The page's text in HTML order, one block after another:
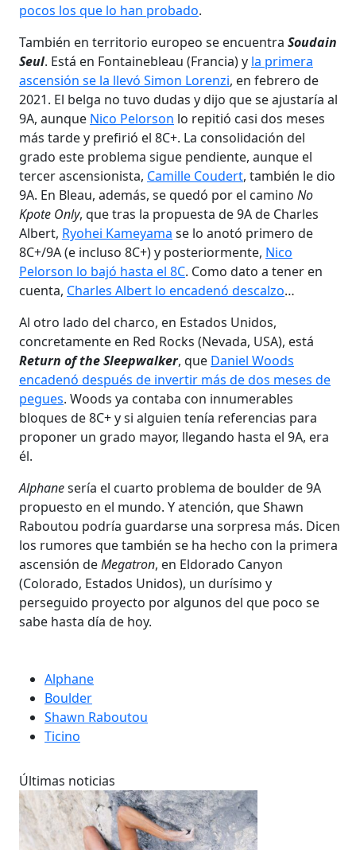
pocos los que lo han probado.
También en territorio europeo se encuentra Soudain
Seul. Está en Fontainebleau (Francia) y la primera
ascensión se la llevó Simon Lorenzi, en febrero de
2021. El belga no tuvo dudas y dijo que se ajustaría al
9A, aunque Nico Pelorson lo repitió casi dos meses
más tarde y prefirió el 8C+. La consolidación del
grado este problema sigue pendiente, aunque el
tercer ascensionista, Camille Coudert, también le dio
9A. En Bleau, además, se quedó por el camino No
Kpote Only, que tras la propuesta de 9A de Charles
Albert, Ryohei Kameyama se lo anotó primero de
8C+/9A (e incluso 8C+) y posteriormente, Nico
Pelorson lo bajó hasta el 8C. Como dato a tener en
cuenta, Charles Albert lo encadenó descalzo…
Al otro lado del charco, en Estados Unidos,
concretamente en Red Rocks (Nevada, USA), está
Return of the Sleepwalker, que Daniel Woods
encadenó después de invertir más de dos meses de
pegues. Woods ya contaba con innumerables
bloques de 8C+ y si alguien tenía referencias para
proponer un grado mayor, llegando hasta el 9A, era
él.
Alphanesería el cuarto problema de boulder de 9A
propuesto en el mundo. Y atención, que Shawn
Raboutou podría guardarse una sorpresa más. Dicen
los rumores que también se ha hecho con la primera
ascensión deMegatron, en Eldorado Canyon
(Colorado, Estados Unidos), un durísimo y
perseguido proyecto por algunos del que poco se
sabe hasta día de hoy.
Alphane
Boulder
Shawn Raboutou
Ticino
Últimas noticias